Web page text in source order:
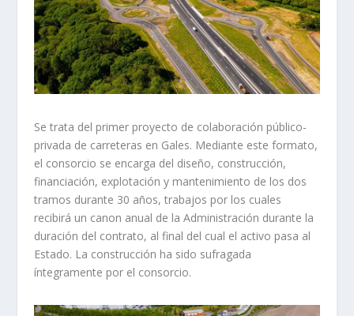
Se trata del primer proyecto de colaboración público-
privada de carreteras en Gales. Mediante este formato,
el consorcio se encarga del diseño, construcción,
financiación, explotación y mantenimiento de los dos
tramos durante 30 años, trabajos por los cuales
recibirá un canon anual de la Administración durante la
duración del contrato, al final del cual el activo pasa al
Estado. La construcción ha sido sufragada
íntegramente por el consorcio.